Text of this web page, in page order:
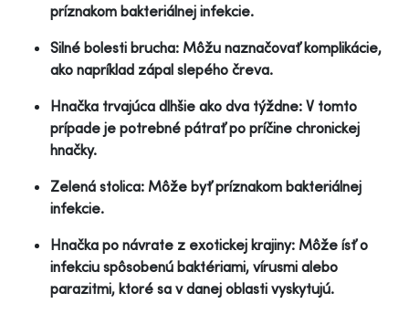
príznakom bakteriálnej infekcie.
Silné bolesti brucha: Môžu naznačovať komplikácie,
ako napríklad zápal slepého čreva.
Hnačka trvajúca dlhšie ako dva týždne: V tomto
prípade je potrebné pátrať po príčine chronickej
hnačky.
Zelená stolica: Môže byť príznakom bakteriálnej
infekcie.
Hnačka po návrate z exotickej krajiny: Môže ísť o
infekciu spôsobenú baktériami, vírusmi alebo
parazitmi, ktoré sa v danej oblasti vyskytujú.